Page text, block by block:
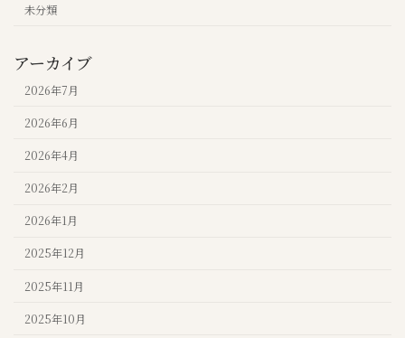
未分類
アーカイブ
2026年7月
2026年6月
2026年4月
2026年2月
2026年1月
2025年12月
2025年11月
2025年10月